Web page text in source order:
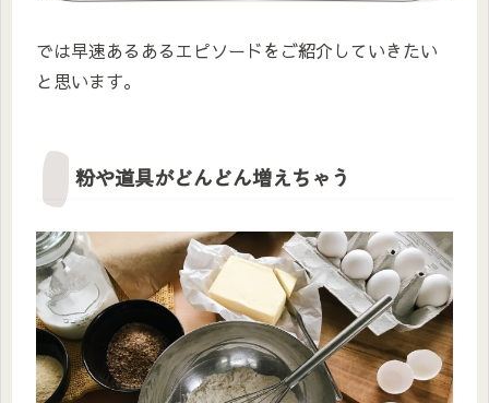
では早速あるあるエピソードをご紹介していきたい
と思います。
粉や道具がどんどん増えちゃう